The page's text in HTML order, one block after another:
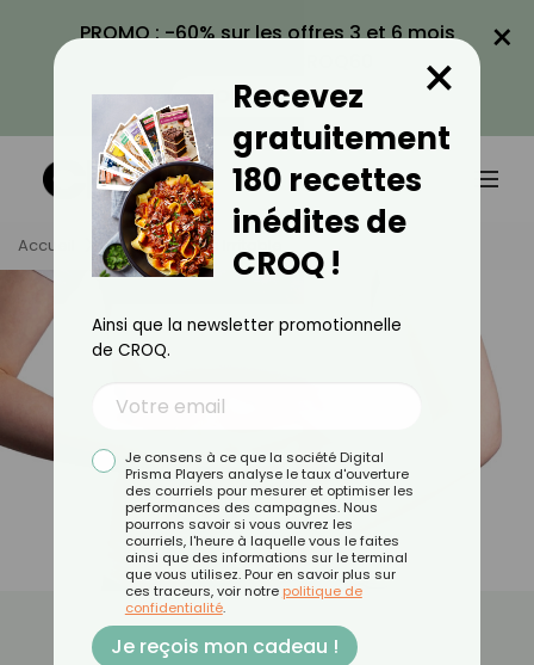
PROMO : -60% sur les offres 3 et 6 mois
VOIR LA PROMO
×
Accueil Tag Intestin Irritable
Recevez
gratuitement
180 recettes
inédites de
CROQ !
×
Ainsi que la newsletter promotionnelle
de CROQ.
Je consens à ce que la société Digital
Prisma Players analyse le taux d'ouverture
des courriels pour mesurer et optimiser les
performances des campagnes. Nous
pourrons savoir si vous ouvrez les
courriels, l'heure à laquelle vous le faites
ainsi que des informations sur le terminal
que vous utilisez. Pour en savoir plus sur
ces traceurs, voir notre politique de
confidentialité.
Je reçois mon cadeau !